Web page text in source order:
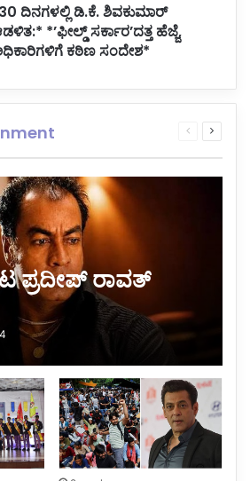
ದಿನಗಳಲ್ಲಿ ಡಿ.ಕೆ. ಶಿವಕುಮಾರ್
*’ಫೀಲ್ಡ್ ಸರ್ಕಾರ’ದತ್ತ ಹೆಜ್ಜೆ,
ಕಠಿಣ ಸಂದೇಶ*
Previous
ಪ್ರದೀಪ್ ರಾವತ್